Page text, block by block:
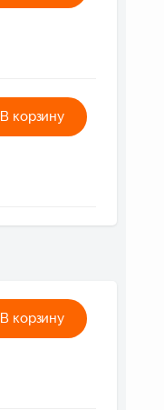
В корзину
В корзину